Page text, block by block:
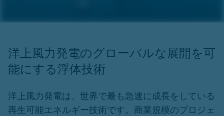
洋上風力発電のグローバルな展開を可
能にする浮体技術
洋上風力発電は、世界で最も急速に成長をしている
再生可能エネルギー技術です。商業規模のプロジェ